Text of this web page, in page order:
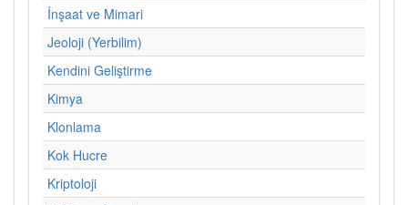
İnşaat ve Mimari
Jeoloji (Yerbilim)
Kendini Geliştirme
Kimya
Klonlama
Kok Hucre
Kriptoloji